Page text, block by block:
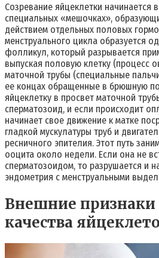
Созревание яйцеклетки начинается
специальных «мешочках»,
действием отдельных половых
менструального цикла образуется
фолликул, который разрывается
выпуская половую клетку (процесс
маточной трубы (специальные
ее концах обращенные в брюшную
яйцеклетку в просвет маточной
сперматозоид, и если происходит
начинает свое движение к матке
гладкой мускулатуры труб и
ресничного эпителия. Этот путь
ооцита около недели. Если она не
сперматозоидом, то разрушается и
эндометрия с менструальными
Внешние признаки
качества